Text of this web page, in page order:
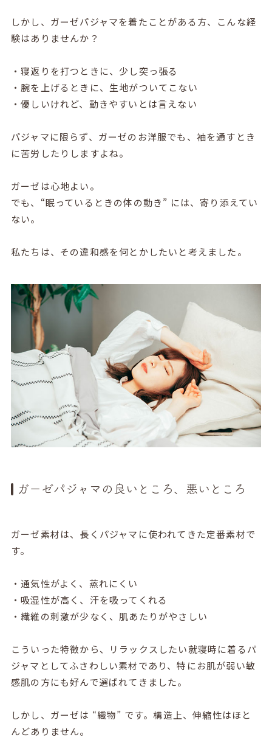
しかし、ガーゼパジャマを着たことがある方、こんな経
験はありませんか？
・寝返りを打つときに、少し突っ張る
・腕を上げるときに、生地がついてこない
・優しいけれど、動きやすいとは言えない
パジャマに限らず、ガーゼのお洋服でも、袖を通すとき
に苦労したりしますよね。
ガーゼは心地よい。
でも、“眠っているときの体の動き” には、寄り添えてい
ない。
私たちは、その違和感を何とかしたいと考えました。
ガーゼパジャマの良いところ、悪いところ
ガーゼ素材は、長くパジャマに使われてきた定番素材で
す。
・通気性がよく、蒸れにくい
・吸湿性が高く、汗を吸ってくれる
・繊維の刺激が少なく、肌あたりがやさしい
こういった特徴から、リラックスしたい就寝時に着るパ
ジャマとしてふさわしい素材であり、特にお肌が弱い敏
感肌の方にも好んで選ばれてきました。
しかし、ガーゼは “織物” です。構造上、伸縮性はほと
んどありません。